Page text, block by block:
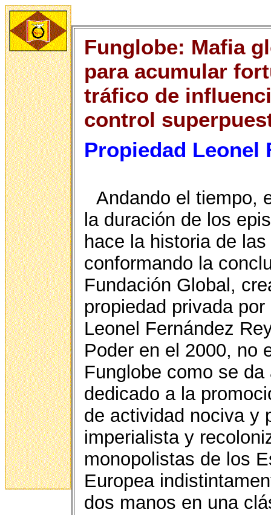
Funglobe: Mafia
para acumular
tráfico de
control
Propiedad Leonel
Andando el tiempo,
la duración de los
hace la historia de
conformando la
Fundación Global,
propiedad privada
Leonel Fernández
Poder en el 2000, no
Funglobe como se
dedicado a la
de actividad nociva y
imperialista y
monopolistas de los
Europea
dos manos en una